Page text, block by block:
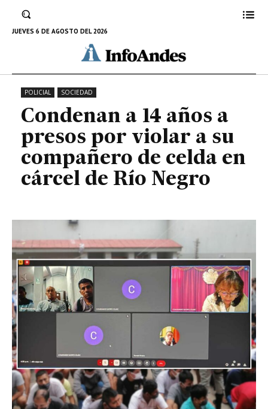
JUEVES 6 DE AGOSTO DEL 2026
violar a su compañero de celda
en cárcel de Río Negro
13 DE AGOSTO DE 2024
POLICIAL SOCIEDAD
Condenan a 14 años a
presos por violar a su
compañero de celda en
cárcel de Río Negro